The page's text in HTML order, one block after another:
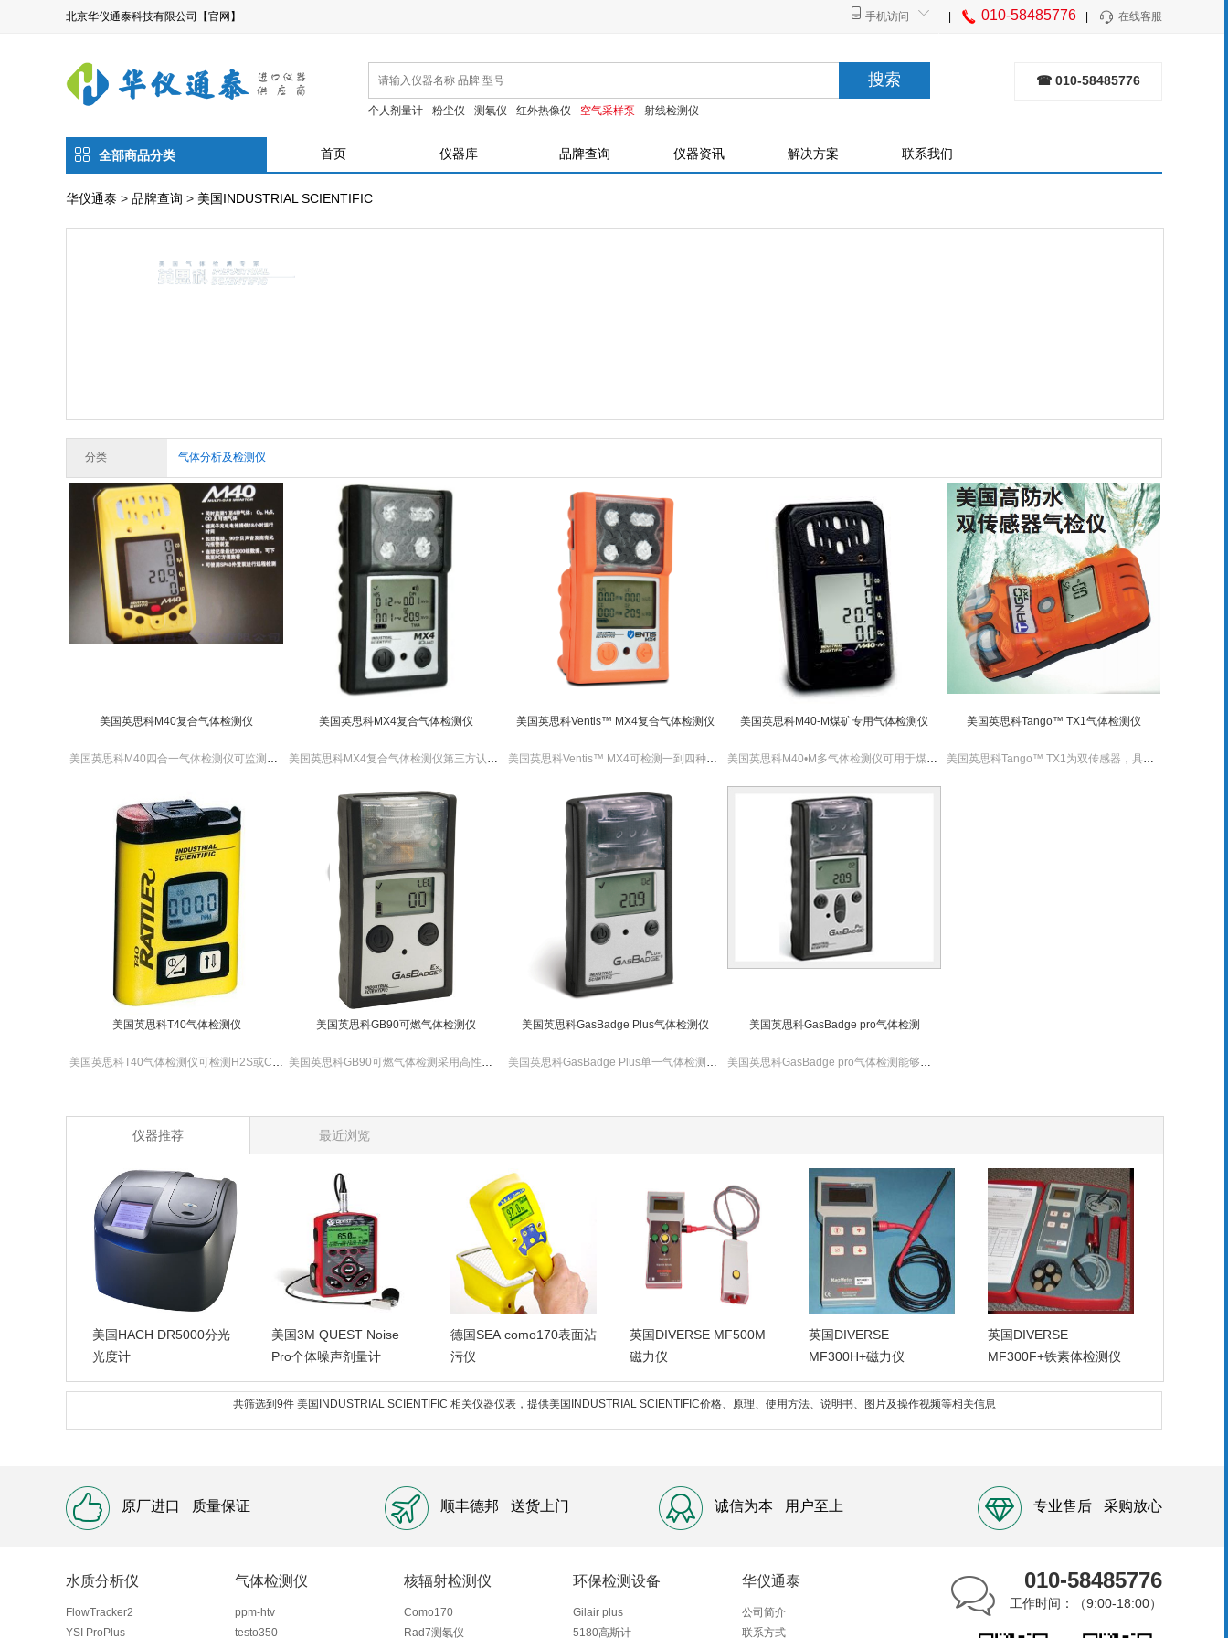
北京华仪通泰科技有限公司【官网】 在线客服
010-58485776
手机访问
搜索
个人剂量计 粉尘仪 测氡仪 红外热像仪 空气采样泵 射线检测仪
☎ 010-58485776
全部商品分类 首页 仪器库 品牌查询 仪器资讯 解决方案 联系我们
华仪通泰 > 品牌查询 > 美国INDUSTRIAL SCIENTIFIC
分类 气体分析及检测仪
美国英思科M40复合气体检测仪
美国英思科M40四合一气体检测仪可监测O2，CO，H2S及可燃气体，外壳抗电磁干扰和射频干扰是个人检测仪的理想之选。
美国英思科MX4复合气体检测仪
美国英思科MX4复合气体检测仪第三方认证的IP66和IP67防护等级具有良好的防尘防水性能。
美国英思科Ventis™ MX4复合气体检测仪
美国英思科Ventis™ MX4可检测一到四种气体，可选配一体式采样泵，
美国英思科M40-M煤矿专用气体检测仪
美国英思科M40•M多气体检测仪可用于煤矿、矿山作业或其他工作环境，确保人员不受缺氧（O2）及过氧、危险级别瓦斯（甲烷气体CH4）、有毒气体 (CO) 、（H2S）的危害。该仪器已获中国煤安标志(MA)。
美国英思科Tango™ TX1气体检测仪
美国英思科Tango™ TX1为双传感器，具有精度高，响应快，更好的保护工作人员的生命安全。
美国英思科T40气体检测仪
美国英思科T40气体检测仪可检测H2S或CO气体，仪器小巧轻便，显示屏清晰显示气体浓度，种类等。
美国英思科GB90可燃气体检测仪
美国英思科GB90可燃气体检测采用高性能催化燃烧式传感器，带有声光和振动报警功能，仪器体积小巧，携带方便。
美国英思科GasBadge Plus气体检测仪
美国英思科GasBadge Plus单一气体检测仪可检测CO。H2S，O2，NO2，SO2气体，防水防震。
美国英思科GasBadge pro气体检测
美国英思科GasBadge pro气体检测能够快速适应监测器识别为非安全级别的氧气或有毒气体，该产品可选配红外打印机
仪器推荐 最近浏览
美国HACH DR5000分光
光度计
美国3M QUEST Noise
Pro个体噪声剂量计
德国SEA como170表面沾
污仪
英国DIVERSE MF500M
磁力仪
英国DIVERSE
MF300H+磁力仪
英国DIVERSE
MF300F+铁素体检测仪
共筛选到9件 美国INDUSTRIAL SCIENTIFIC 相关仪器仪表，提供美国INDUSTRIAL SCIENTIFIC价格、原理、使用方法、说明书、图片及操作视频等相关信息
原厂进口 质量保证 顺丰德邦 送货上门 诚信为本 用户至上 专业售后 采购放心
水质分析仪
FlowTracker2
YSI ProPlus
气体检测仪
ppm-htv
testo350
核辐射检测仪
Como170
Rad7测氡仪
环保检测设备
Gilair plus
5180高斯计
华仪通泰
公司简介
联系方式
010-58485776
工作时间：（9:00-18:00）